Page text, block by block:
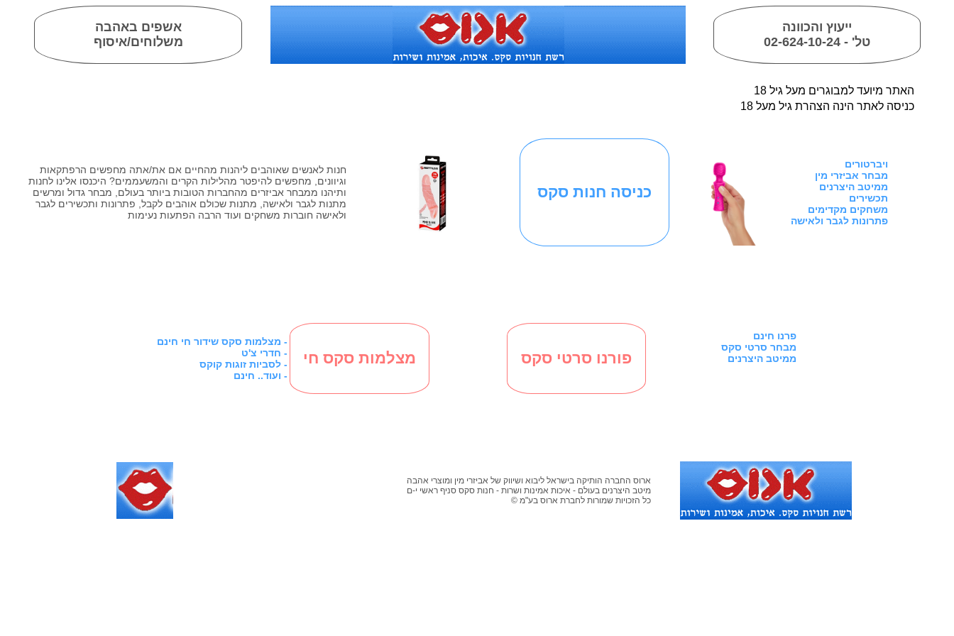
אשפים באהבה
משלוחים/איסוף
ייעוץ והכוונה
טל' - 02-624-10-24
18 האתר מיועד למבוגרים מעל גיל
כניסה לאתר הינה הצהרת גיל מעל 18
חנות לאנשים שאוהבים ליהנות מהחיים אם את/אתה מחפשים הרפתקאות
וגיוונים, מחפשים להיפטר מהלילות הקרים והמשעממים? היכנסו אלינו לחנות
ותיהנו ממבחר אביזרים מהחברות הטובות ביותר בעולם, מבחר גדול ומרשים
מתנות לגבר ולאישה, מתנות שכולם אוהבים לקבל, פתרונות ותכשירים לגבר
ולאישה חוברות משחקים ועוד הרבה הפתעות נעימות
כניסה חנות סקס
ויברטורים
מבחר אביזרי מין
ממיטב היצרנים
תכשירים
משחקים מקדימים
פתרונות לגבר ולאישה
מצלמות סקס שידור חי חינם -
חדרי צ'ט -
לסביות זוגות קוקס -
ועוד.. חינם -
מצלמות סקס חי פורנו סרטי סקס
פרנו חינם
מבחר סרטי סקס
ממיטב היצרנים
ארוס החברה הותיקה בישראל ליבוא ושיווק של אביזרי מין ומוצרי אהבה
מיטב היצרנים בעולם - איכות אמינות ושרות - חנות סקס סניף ראשי י-ם
© כל הזכויות שמורות לחברת ארוס בע"מ